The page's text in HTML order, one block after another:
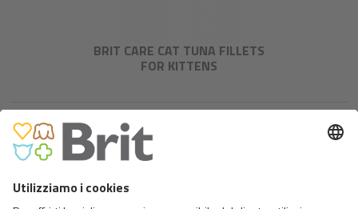
BRIT CARE CAT TUNA FILLETS
FOR KITTENS